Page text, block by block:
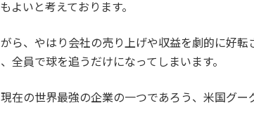
よいと考えております。
ら、やはり会社の売り上げや収益を劇的に好
全員で球を追うだけになってしまいます。
在の世界最強の企業の一つであろう、米国グー